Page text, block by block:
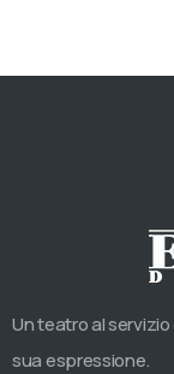
Un teatro al
sua espressione.